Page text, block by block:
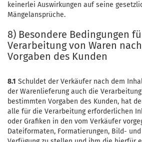
keinerlei Auswirkungen auf seine
Mängelansprüche.
8) Besondere Bedingungen
Verarbeitung von Waren
Vorgaben des Kunden
8.1 Schuldet der Verkäufer nach dem
der Warenlieferung auch die
bestimmten Vorgaben des Kunden, hat
alle für die Verarbeitung erforderlichen
oder Grafiken in den vom Verkäufer
Dateiformaten, Formatierungen, Bild-